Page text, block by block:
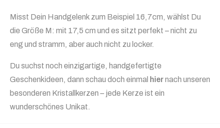
Misst Dein Handgelenk zum Beispiel 16,7cm, wählst Du
die Größe M: mit 17,5 cm und es sitzt perfekt – nicht zu
eng und stramm, aber auch nicht zu locker.
Du suchst noch einzigartige, handgefertigte
Geschenkideen, dann schau doch einmal hiernach unseren
besonderen Kristallkerzen – jede Kerze ist ein
wunderschönes Unikat.